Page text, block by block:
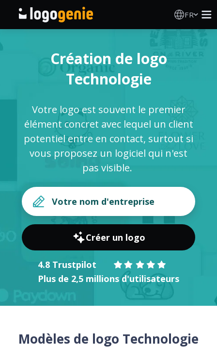
FR
Générateur de logo IA
Produits imprimés
À propos
Création de logo
Technologie
Votre logo est souvent le premier
élément concret avec lequel un client
potentiel entre en contact, surtout si
vous proposez un logiciel qui n'est
pas visible.
Créer un logo
4.8 Trustpilot
Plus de 2,5 millions d'utilisateurs
Modèles de logo Technologie